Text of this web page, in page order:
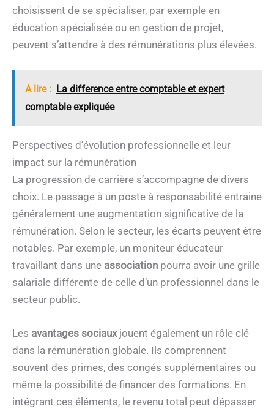
choisissent de se spécialiser, par exemple en
éducation spécialisée ou en gestion de projet,
peuvent s’attendre à des rémunérations plus élevées.
A lire : La difference entre comptable et expert
comptable expliquée
Perspectives d’évolution professionnelle et leur
impact sur la rémunération
La progression de carrière s’accompagne de divers
choix. Le passage à un poste à responsabilité entraine
généralement une augmentation significative de la
rémunération. Selon le secteur, les écarts peuvent être
notables. Par exemple, un moniteur éducateur
travaillant dans une association pourra avoir une grille
salariale différente de celle d’un professionnel dans le
secteur public.
Les avantages sociauxjouent également un rôle clé
dans la rémunération globale. Ils comprennent
souvent des primes, des congés supplémentaires ou
même la possibilité de financer des formations. En
intégrant ces éléments, le revenu total peut dépasser